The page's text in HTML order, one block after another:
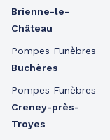
Brienne-le-
Château
Pompes Funèbres
Buchères
Pompes Funèbres
Creney-près-
Troyes